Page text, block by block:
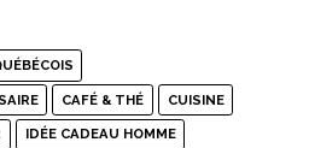
CAFÉ & THÉ CUISINE
IDÉE CADEAU HOMME